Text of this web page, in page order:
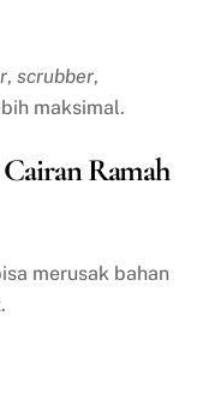
,scrubber,
maksimal.
Ramah
merusak bahan